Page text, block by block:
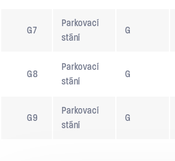
G7
Parkovací
stání
G
G8
Parkovací
stání
G
G9
Parkovací
stání
G